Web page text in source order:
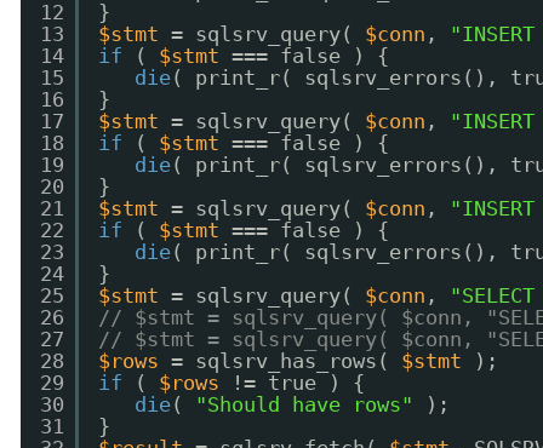
12
13
14
15
16
17
18
19
20
21
22
23
24
25
26
27
28
29
30
31
}
$stmt = sqlsrv_query( $conn ,
if
( $stmt === false ) {
die( print_r( sqlsrv_errors(),
}
$stmt = sqlsrv_query( $conn ,
if
( $stmt === false ) {
die( print_r( sqlsrv_errors(),
}
$stmt = sqlsrv_query( $conn ,
if
( $stmt === false ) {
die( print_r( sqlsrv_errors(),
}
$stmt = sqlsrv_query( $conn ,
// $stmt = sqlsrv_query( $conn,
// $stmt = sqlsrv_query( $conn,
$rows = sqlsrv_has_rows( $stmt
);
if
( $rows
!= true ) {
die( "Should have rows"
);
}